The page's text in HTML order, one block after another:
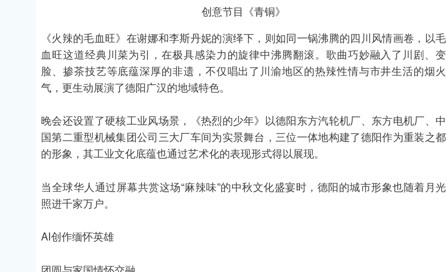
创意节目《青铜》
《火辣的毛血旺》在谢娜和李斯丹妮的演绎下，则如同一锅沸腾的四川风情画卷，以毛
血旺这道经典川菜为引，在极具感染力的旋律中沸腾翻滚。歌曲巧妙融入了川剧、变
脸、掺茶技艺等底蕴深厚的非遗，不仅唱出了川渝地区的热辣性情与市井生活的烟火
气，更生动展演了德阳广汉的地域特色。
晚会还设置了硬核工业风场景，《热烈的少年》以德阳东方汽轮机厂、东方电机厂、中
国第二重型机械集团公司三大厂车间为实景舞台，三位一体地构建了德阳作为重装之都
的形象，其工业文化底蕴也通过艺术化的表现形式得以展现。
当全球华人通过屏幕共赏这场“麻辣味”的中秋文化盛宴时，德阳的城市形象也随着月光
照进千家万户。
AI创作缅怀英雄